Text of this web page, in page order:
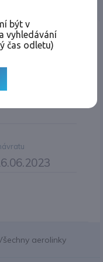
aerolinky
být v
vyhledávání
čas odletu)